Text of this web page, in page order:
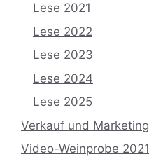
Lese 2021
Lese 2022
Lese 2023
Lese 2024
Lese 2025
Verkauf und Marketing
Video-Weinprobe 2021